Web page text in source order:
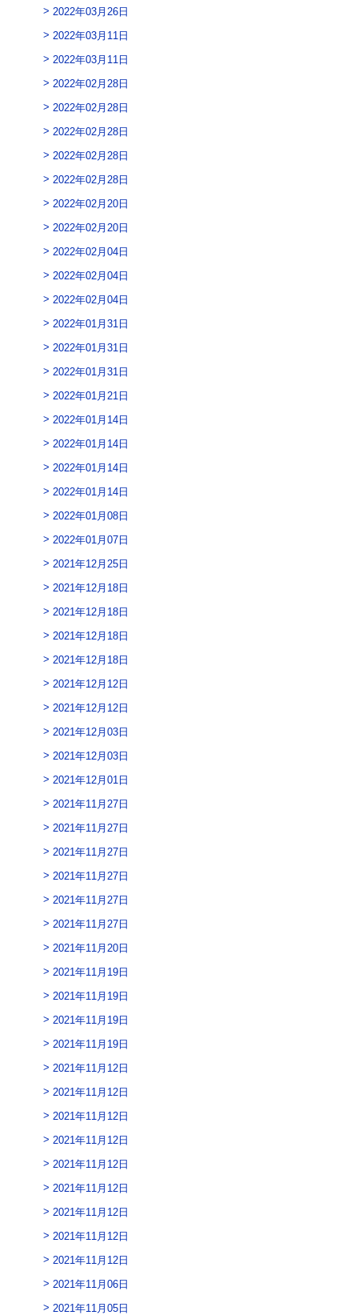
2022年03月26日
2022年03月11日
2022年03月11日
2022年02月28日
2022年02月28日
2022年02月28日
2022年02月28日
2022年02月28日
2022年02月20日
2022年02月20日
2022年02月04日
2022年02月04日
2022年02月04日
2022年01月31日
2022年01月31日
2022年01月31日
2022年01月21日
2022年01月14日
2022年01月14日
2022年01月14日
2022年01月14日
2022年01月08日
2022年01月07日
2021年12月25日
2021年12月18日
2021年12月18日
2021年12月18日
2021年12月18日
2021年12月12日
2021年12月12日
2021年12月03日
2021年12月03日
2021年12月01日
2021年11月27日
2021年11月27日
2021年11月27日
2021年11月27日
2021年11月27日
2021年11月27日
2021年11月20日
2021年11月19日
2021年11月19日
2021年11月19日
2021年11月19日
2021年11月12日
2021年11月12日
2021年11月12日
2021年11月12日
2021年11月12日
2021年11月12日
2021年11月12日
2021年11月12日
2021年11月12日
2021年11月06日
2021年11月05日